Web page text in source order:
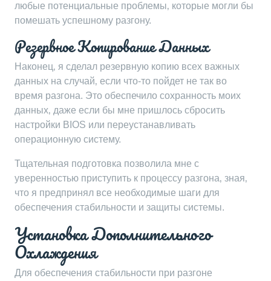
любые потенциальные проблемы‚ которые могли бы
помешать успешному разгону.
Резервное Копирование Данных
Наконец‚ я сделал резервную копию всех важных
данных на случай‚ если что-то пойдет не так во
время разгона. Это обеспечило сохранность моих
данных‚ даже если бы мне пришлось сбросить
настройки BIOS или переустанавливать
операционную систему.
Тщательная подготовка позволила мне с
уверенностью приступить к процессу разгона‚ зная‚
что я предпринял все необходимые шаги для
обеспечения стабильности и защиты системы.
Установка Дополнительного
Охлаждения
Для обеспечения стабильности при разгоне